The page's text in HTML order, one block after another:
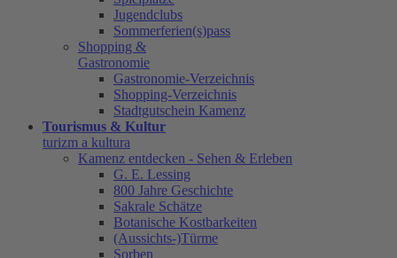
Jugendclubs
Sommerferien(s)pass
Shopping &
Gastronomie
Gastronomie-Verzeichnis
Shopping-Verzeichnis
Stadtgutschein Kamenz
Tourismus & Kultur
turizm a kultura
Kamenz entdecken - Sehen & Erleben
G. E. Lessing
800 Jahre Geschichte
Sakrale Schätze
Botanische Kostbarkeiten
(Aussichts-)Türme
Sorben